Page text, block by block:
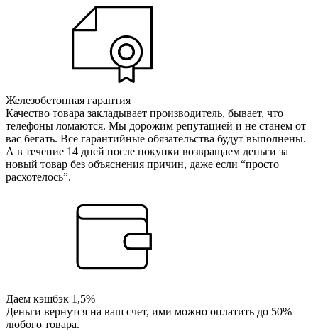
Железобетонная гарантия
Качество товара закладывает производитель, бывает, что
телефоны ломаются. Мы дорожим репутацией и не станем от
вас бегать. Все гарантийные обязательства будут выполнены.
А в течение 14 дней после покупки возвращаем деньги за
новый товар без объяснения причин, даже если “просто
расхотелось”.
Даем кэшбэк 1,5%
Деньги вернутся на ваш счет, ими можно оплатить до 50%
любого товара.